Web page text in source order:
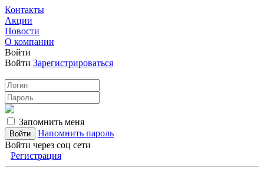
Контакты
Акции
Новости
О компании
Войти
Войти Зарегистрироваться
Запомнить меня
Напомнить пароль
Войти через соц сети
Регистрация